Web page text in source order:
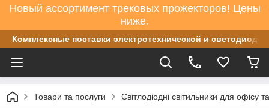
Новый ассортимент трековых прожекторов! Цены
ниже.
Комплексные поставки электротехнической и
Товари та послуги Світлодіодні світильники для офісу